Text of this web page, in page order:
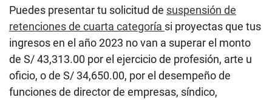
Puedes presentar tu solicitud de suspensión de
retenciones de cuarta categoría si proyectas que tus
ingresos en el año 2023 no van a superar el monto
de S/ 43,313.00 por el ejercicio de profesión, arte u
oficio, o de S/ 34,650.00, por el desempeño de
funciones de director de empresas, síndico,